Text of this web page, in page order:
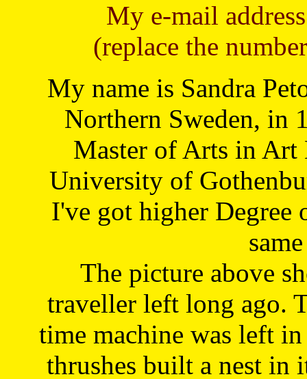
My e-mail
(replace the
My name is Sandra
Northern Sweden, in
Master of Arts in Art
University of
I've got higher Degree
The picture above
traveller left long ago.
time machine was left
thrushes built a nest in